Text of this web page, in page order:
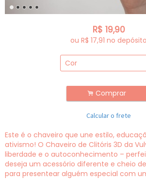
R$ 19,90
ou R$ 17,91 no depósito
. Comprar
Calcular o frete
Este é o chaveiro que une estilo,
ativismo! O Chaveiro de Clitóris 3D da
liberdade e o autoconhecimento –
deseja um acessório diferente e cheio
para presentear alguém especial com